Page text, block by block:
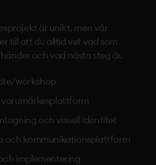
är unikt, men vår
till att du alltid vet vad som
och vad nästa steg är.
workshop
och visuell identitet
och kommunikationsplattform
implementering